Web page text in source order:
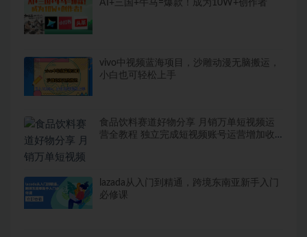
AI+三国+牛马=爆款！成为10W+创作者
vivo中视频蓝海项目，沙雕动漫无脑搬运，
小白也可轻松上手
食品饮料赛道好物分享 月销万单短视频运
营全教程 独立完成短视频账号运营增加收
lazada从入门到精通，跨境东南亚新手入门
必修课